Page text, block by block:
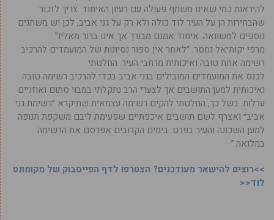
להיראות כמי שאינו משתף פעולה עם רעיון האיחוד. צריך לזכור
שהבחירות הן על העיר לוד כולה ולא רק על גני אביב, לכן יש משתנים
נוספים למשוואה. איחוד אמנם מבורך אך אינו ברור מאליו”
מרפי יקותיאל נמסר: “לאחר אין ספור נסיונות של המועמדים להרכיב
רשימה אחת טובה ואיכותית מרחבי העיר. החלטתי
לכנס את המועמדים המובילים בגני אביב בכדי להרכיב רשימה טובה
ואיכותית למען התושבים אך לצערי הרב נתקלתי במבוי סתום ואוזניים
ערלות. בשל כך, החלטתי להקים רשימה עצמאית שתיקרא ״רשימת גני
אביב״ ואצרף לשם תושבים איכפתיים שפעימת ליבם משקפת תנופה
למען השכונה והעיר בפרט. בימים הקרובים אפרסם את הרשימה
במלואה.”
>>רוצים להישאר מעודכנים? הצטרפו לדף הפייסבוק של מקומונט
לוד<<